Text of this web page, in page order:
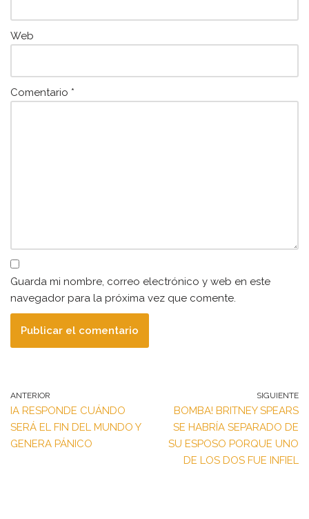
Web
Comentario *
Guarda mi nombre, correo electrónico y web en este
navegador para la próxima vez que comente.
ANTERIOR
IA RESPONDE CUÁNDO
SERÁ EL FIN DEL MUNDO Y
GENERA PÁNICO
SIGUIENTE
BOMBA! BRITNEY SPEARS
SE HABRÍA SEPARADO DE
SU ESPOSO PORQUE UNO
DE LOS DOS FUE INFIEL